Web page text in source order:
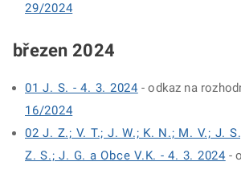
29/2024
březen 2024
01 J. S. - 4. 3. 2024 - odkaz na
16/2024
02 J. Z.; V. T.; J. W.; K. N.; M. V.; J.
Z. S.; J. G. a Obce V.K. - 4. 3. 2024 -